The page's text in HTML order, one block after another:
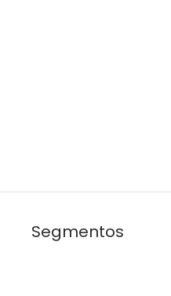
Segmentos